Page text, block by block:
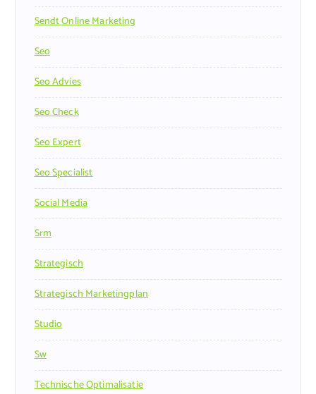
Sendt Online Marketing
Seo
Seo Advies
Seo Check
Seo Expert
Seo Specialist
Social Media
Srm
Strategisch
Strategisch Marketingplan
Studio
Sw
Technische Optimalisatie